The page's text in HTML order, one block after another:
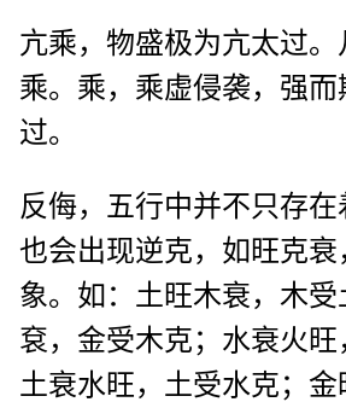
亢乘，物盛极为亢太过。
乘。乘，乘虚侵袭，强
过。
反侮，五行中并不只存
也会出现逆克，如旺克
象。如：土旺木衰，木
袞，金受木克；水衰火旺
土衰水旺，土受水克；